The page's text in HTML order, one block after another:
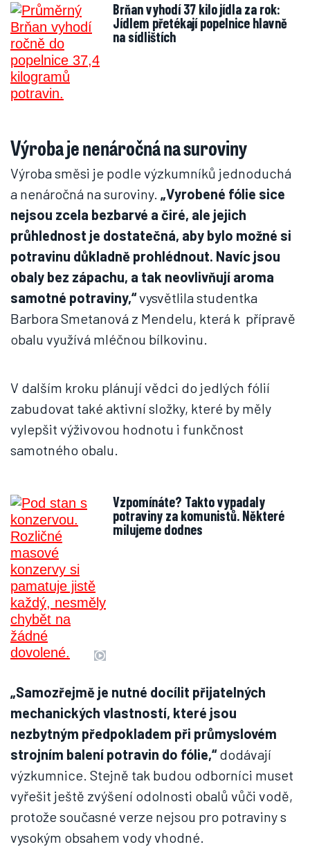
Brňan vyhodí 37 kilo jídla za rok:
Jídlem přetékají popelnice hlavně
na sídlištích
Výroba je nenáročná na suroviny
Výroba směsi je podle výzkumníků jednoduchá
a nenáročná na suroviny. „Vyrobené fólie sice
nejsou zcela bezbarvé a čiré, ale jejich
průhlednost je dostatečná, aby bylo možné si
potravinu důkladně prohlédnout. Navíc jsou
obaly bez zápachu, a tak neovlivňují aroma
samotné potraviny,“vysvětlila studentka
Barbora Smetanová z Mendelu, která k přípravě
obalu využívá mléčnou bílkovinu.
V dalším kroku plánují vědci do jedlých fólií
zabudovat také aktivní složky, které by měly
vylepšit výživovou hodnotu i funkčnost
samotného obalu.
Vzpomínáte? Takto vypadaly
potraviny za komunistů. Některé
milujeme dodnes
„Samozřejmě je nutné docílit přijatelných
mechanických vlastností, které jsou
nezbytným předpokladem při průmyslovém
strojním balení potravin do fólie,“dodávají
výzkumnice. Stejně tak budou odborníci muset
vyřešit ještě zvýšení odolnosti obalů vůči vodě,
protože současné verze nejsou pro potraviny s
vysokým obsahem vody vhodné.